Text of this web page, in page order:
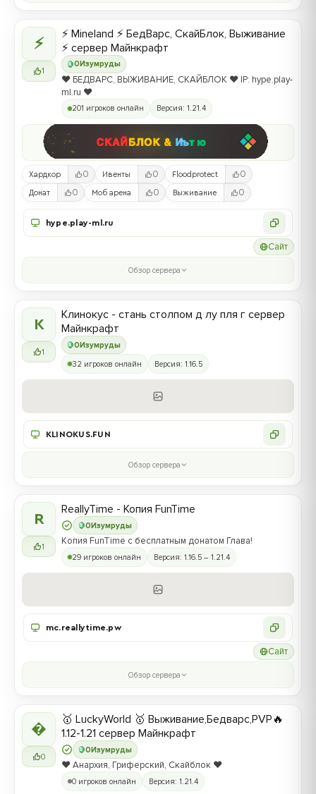
⚡
1
0 Изумруды
⚡ Mineland ⚡ БедВарс, СкайБлок, Выживание
⚡ сервер Майнкрафт
❤️ БЕДВАРС, ВЫЖИВАНИЕ, СКАЙБЛОК ❤️ IP: hype.play-
ml.ru ❤️
201 игроков онлайн Версия: 1.21.4
Хардкор 0 Ивенты 0 Floodprotect 0
Донат 0 Моб арена 0 Выживание 0
hype.play-ml.ru
Сайт
Обзор сервера
К
1
0Изумруды
Клинокус - стань столпом д лу пля г сервер
Майнкрафт
32 игроков онлайн Версия: 1.16.5
KLINOKUS.FUN
Обзор сервера
R
1
0Изумруды
ReallyTime - Копия FunTime
Копия FunTime с бесплатным донатом Глава!
29 игроков онлайн Версия: 1.16.5 – 1.21.4
mc.reallytime.pw
Сайт
Обзор сервера

0
0Изумруды
🥇 LuckyWorld 🥇 Выживание,Бедварс,PVP🔥
1.12-1.21 сервер Майнкрафт
❤️ Анархия, Гриферский, Скайблок ❤️
0 игроков онлайн Версия: 1.21.4